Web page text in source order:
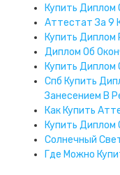
Купить Диплом
Аттестат За 9
Купить Диплом
Диплом Об
Купить Диплом
Спб Купить
Занесением В
Как Купить
Купить Диплом
Солнечный
Где Можно